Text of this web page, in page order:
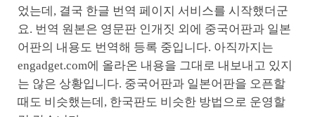
었는데, 결국 한글 번역 페이지 서비스를 시작했더군
요. 번역 원본은 영문판 인개짓 외에 중국어판과 일본
어판의 내용도 번역해 등록 중입니다. 아직까지는
engadget.com에 올라온 내용을 그대로 내보내고 있지
는 않은 상황입니다. 중국어판과 일본어판을 오픈할
때도 비슷했는데, 한국판도 비슷한 방법으로 운영할